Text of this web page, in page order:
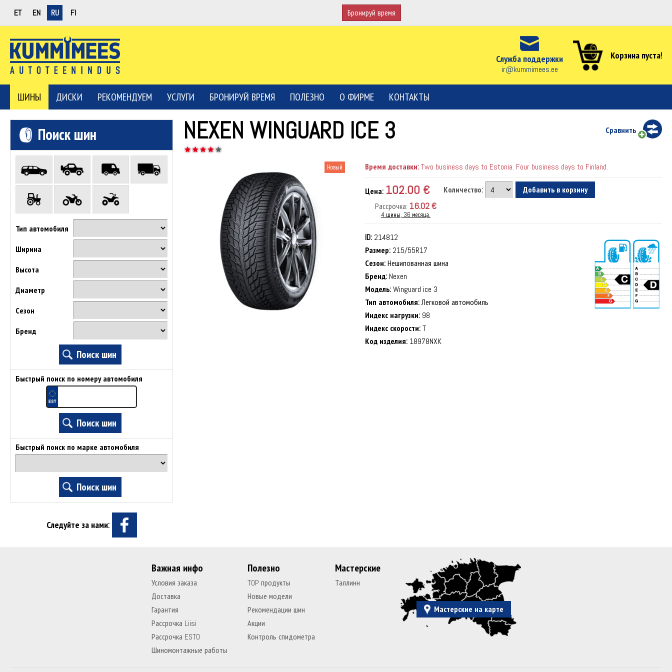
ET EN RU FI Бронируй время
Служба поддержки
ir@kummimees.ee
Корзина пуста!
ШИНЫ ДИСКИ РЕКОМЕНДУЕМ УСЛУГИ БРОНИРУЙ ВРЕМЯ ПОЛЕЗНО О ФИРМЕ КОНТАКТЫ
Поиск шин
Тип автомобиля
Ширина
Высота
Диаметр
Сезон
Бренд
Быстрый поиск по номеру автомобиля
Быстрый поиск по марке автомобиля
Следуйте за нами:
NEXEN WINGUARD ICE 3 Сравнить
Новый Время доставки:Two business days to Estonia. Four business days to Finland.
Цена: 102.00 €
Количество:
Рассрочка: 16.02 €
4 шины, 36 месяца.
ID: 214812
Размер: 215/55R17
Сезон:Нешипованная шина
Бренд: Nexen
Модель:Winguard ice 3
Тип автомобиля:Легковой автомобиль
Индекс нагрузки: 98
Индекс скорости:T
Код изделия: 18978NXK
Важная инфо
Условия заказа
Доставка
Гарантия
Рассрочка Liisi
Рассрочка ESTO
Шиномонтажные работы
Полезно
TOP продукты
Новые модели
Рекомендации шин
Акции
Контроль спидометра
Мастерские
Таллинн
Мастерские на карте